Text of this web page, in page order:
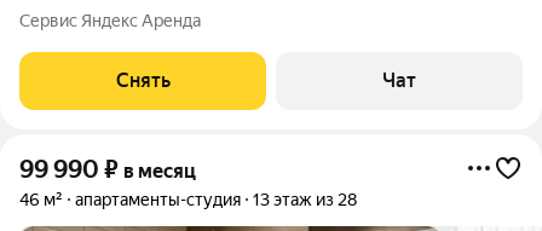
срок от 11 месяцев. Из техники есть: Телевизор Духовой шкаф
Стиральная машина Холодильник Посудомоечная машина
Кондиционер Микроволновка
Сервис Яндекс Аренда
Снять Чат
99 990 ₽ в месяц
46 м² апартаменты-студия 13 этаж из 28